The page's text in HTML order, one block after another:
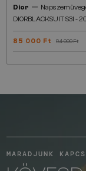
Dior —
DIORBLACKSUIT S3I -
85 000 Ft 94 000 Ft
MARADJUNK